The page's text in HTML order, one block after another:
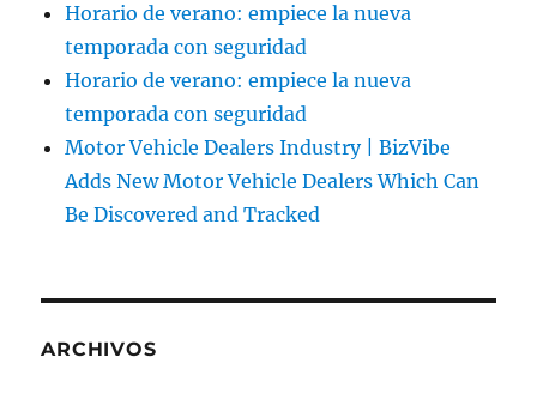
Horario de verano: empiece la nueva
temporada con seguridad
Horario de verano: empiece la nueva
temporada con seguridad
Motor Vehicle Dealers Industry | BizVibe
Adds New Motor Vehicle Dealers Which Can
Be Discovered and Tracked
ARCHIVOS